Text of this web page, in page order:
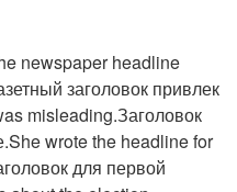
newspaper headline
заголовок привлек
misleading.Заголовок
wrote the headline for
для первой